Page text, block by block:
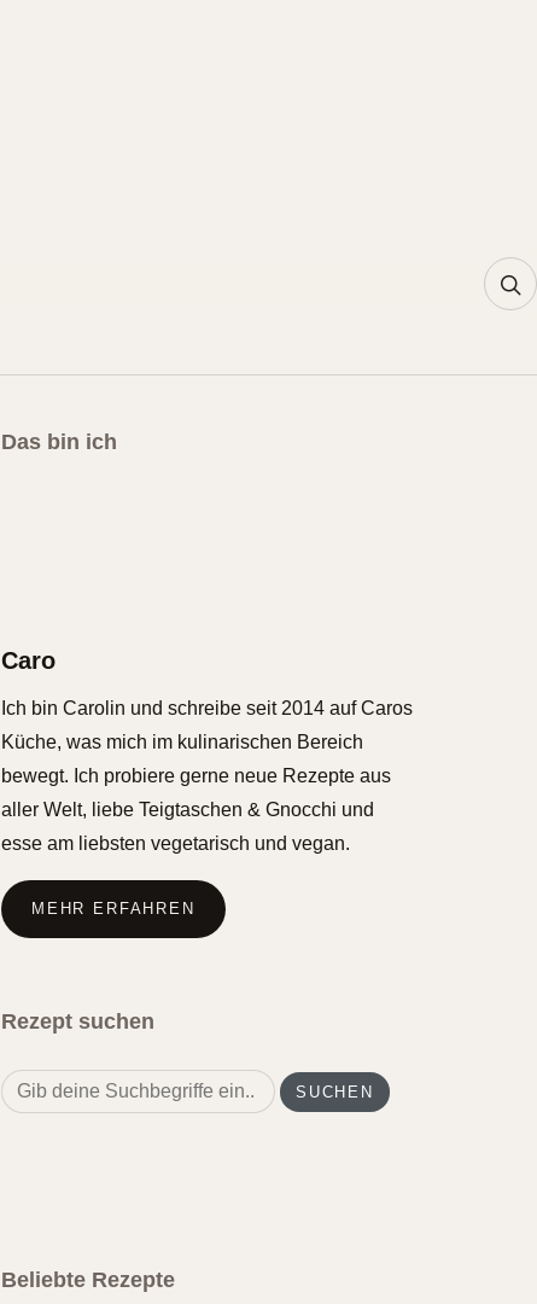
Das bin ich
Caro
Ich bin Carolin und schreibe seit 2014 auf Caros
Küche, was mich im kulinarischen Bereich
bewegt. Ich probiere gerne neue Rezepte aus
aller Welt, liebe Teigtaschen & Gnocchi und
esse am liebsten vegetarisch und vegan.
MEHR ERFAHREN
Rezept suchen
Search
for:
Beliebte Rezepte